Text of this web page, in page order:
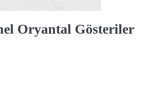
Oryantal Gösteriler